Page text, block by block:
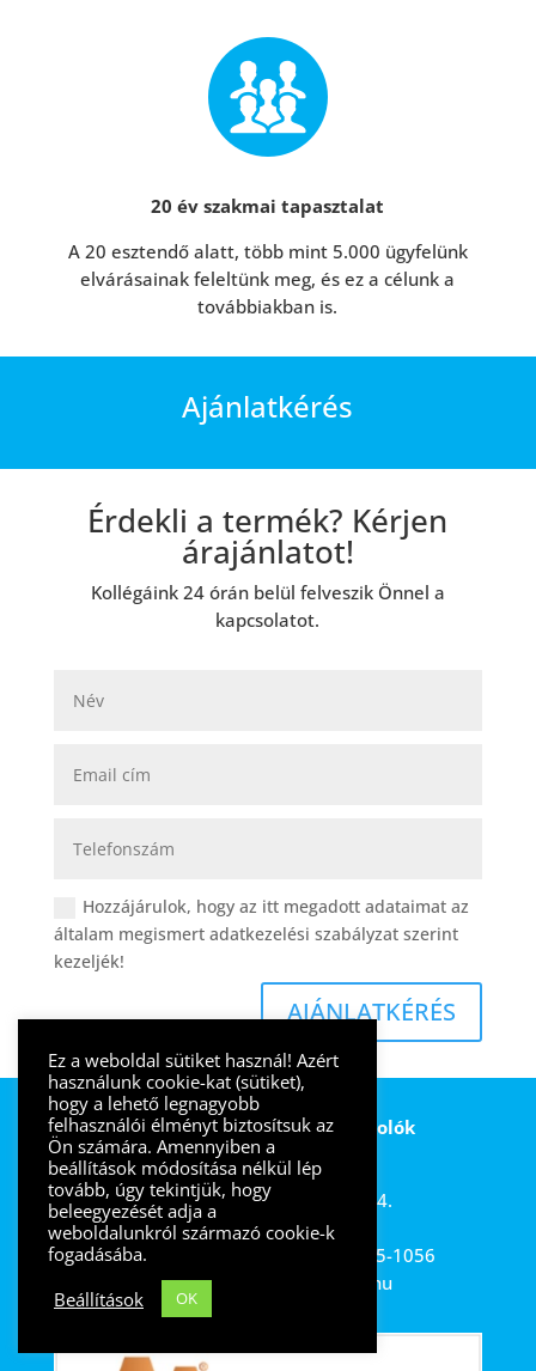
20 év szakmai tapasztalat
A 20 esztendő alatt, több mint 5.000 ügyfelünk
elvárásainak feleltünk meg, és ez a célunk a
továbbiakban is.
Ajánlatkérés
Érdekli a termék? Kérjen
árajánlatot!
Kollégáink 24 órán belül felveszik Önnel a
kapcsolatot.
Hozzájárulok, hogy az itt megadott adataimat az
általam megismert adatkezelési szabályzat szerint
kezeljék!
AJÁNLATKÉRÉS
Predex – Nyílászárók-árnyékolók
Bemutatóterem:
1086 Budapest, Fiumei út 14.
Nyitvatartás: H-P 9-17
Központi elérhetőség:
06 (1) 365-1056
Email:info (kukac) predex.hu
Ez a weboldal sütiket használ! Azért
használunk cookie-kat (sütiket),
hogy a lehető legnagyobb
felhasználói élményt biztosítsuk az
Ön számára. Amennyiben a
beállítások módosítása nélkül lép
tovább, úgy tekintjük, hogy
beleegyezését adja a
weboldalunkról származó cookie-k
fogadásába.
Beállítások
OK